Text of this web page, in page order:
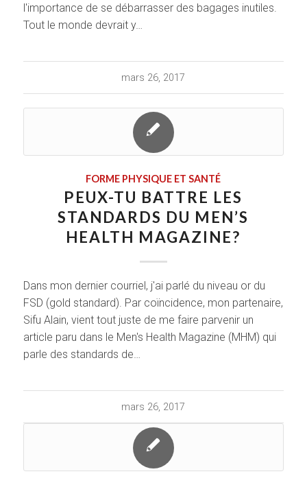
l'importance de se débarrasser des bagages inutiles.
Tout le monde devrait y…
mars 26, 2017
FORME PHYSIQUE ET SANTÉ
PEUX-TU BATTRE LES
STANDARDS DU MEN’S
HEALTH MAGAZINE?
Dans mon dernier courriel, j'ai parlé du niveau or du
FSD (gold standard). Par coïncidence, mon partenaire,
Sifu Alain, vient tout juste de me faire parvenir un
article paru dans le Men's Health Magazine (MHM) qui
parle des standards de…
mars 26, 2017